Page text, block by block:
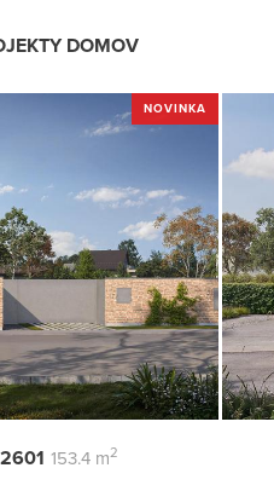
DOMOV
NOVINKA
153.4 m2